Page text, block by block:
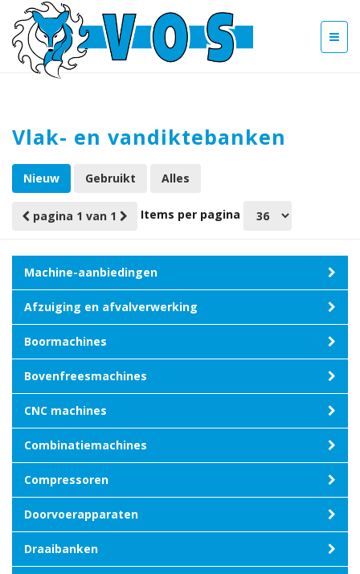
Vlak- en vandiktebanken
Nieuw Gebruikt Alles
pagina 1 van 1 Items per pagina
Machine-aanbiedingen
Afzuiging en afvalverwerking
Boormachines
Bovenfreesmachines
CNC machines
Combinatiemachines
Compressoren
Doorvoerapparaten
Draaibanken